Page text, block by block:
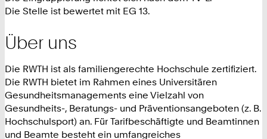
Die Stelle ist bewertet mit EG 13.
Über uns
Die RWTH ist als familiengerechte Hochschule zertifiziert.
Die RWTH bietet im Rahmen eines Universitären
Gesundheitsmanagements eine Vielzahl von
Gesundheits-, Beratungs- und Präventionsangeboten (z. B.
Hochschulsport) an. Für Tarifbeschäftigte und Beamtinnen
und Beamte besteht ein umfangreiches